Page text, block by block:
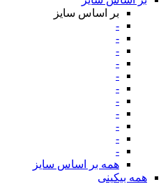
بر اساس سایز
-
-
-
-
-
-
-
-
-
-
-
همه بر اساس سایز
همه بیکینی